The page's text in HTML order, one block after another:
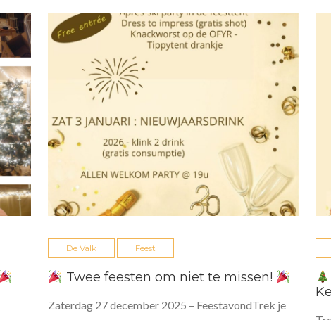
De Valk Feest
Twee feesten om niet te missen!
Zaterdag 27 december 2025 – FeestavondTrek je